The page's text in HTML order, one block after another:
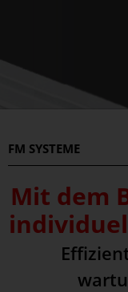
FM SYSTEME
Mit dem